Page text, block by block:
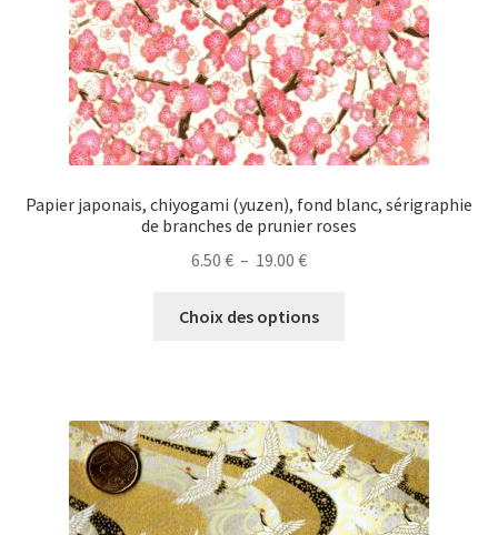
Papier japonais, chiyogami (yuzen), fond blanc, sérigraphie
de branches de prunier roses
6.50 € – 19.00 €Plage
prix :
Choix des options
Les
options
peuvent
être